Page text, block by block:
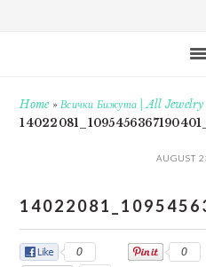
Home»Всички Бижута | All Jewelry
AUGUST
0 0